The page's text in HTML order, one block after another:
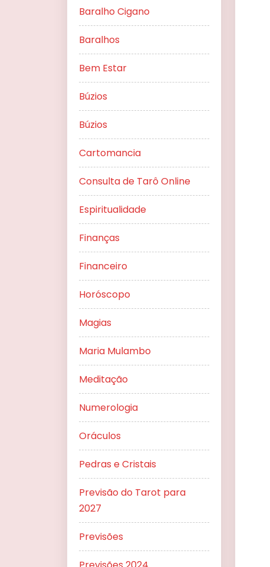
Baralho Cigano
Baralhos
Bem Estar
Búzios
Búzios
Cartomancia
Consulta de Tarô Online
Espiritualidade
Finanças
Financeiro
Horóscopo
Magias
Maria Mulambo
Meditação
Numerologia
Oráculos
Pedras e Cristais
Previsão do Tarot para
2027
Previsões